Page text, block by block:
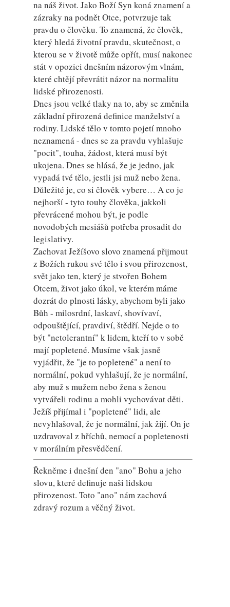
na náš život. Jako Boží Syn koná znamení a
zázraky na podnět Otce, potvrzuje tak
pravdu o člověku. To znamená, že člověk,
který hledá životní pravdu, skutečnost, o
kterou se v životě může opřít, musí nakonec
stát v opozici dnešním názorovým vlnám,
které chtějí převrátit názor na normalitu
lidské přirozenosti.
Dnes jsou velké tlaky na to, aby se změnila
základní přirozená definice manželství a
rodiny. Lidské tělo v tomto pojetí mnoho
neznamená - dnes se za pravdu vyhlašuje
"pocit", touha, žádost, která musí být
ukojena. Dnes se hlásá, že je jedno, jak
vypadá tvé tělo, jestli jsi muž nebo žena.
Důležité je, co si člověk vybere… A co je
nejhorší - tyto touhy člověka, jakkoli
převrácené mohou být, je podle
novodobých mesiášů potřeba prosadit do
legislativy.
Zachovat Ježíšovo slovo znamená přijmout
z Božích rukou své tělo i svou přirozenost,
svět jako ten, který je stvořen Bohem
Otcem, život jako úkol, ve kterém máme
dozrát do plnosti lásky, abychom byli jako
Bůh - milosrdní, laskaví, shovívaví,
odpouštějící, pravdiví, štědří. Nejde o to
být "netolerantní" k lidem, kteří to v sobě
mají popletené. Musíme však jasně
vyjádřit, že "je to popletené" a není to
normální, pokud vyhlašují, že je normální,
aby muž s mužem nebo žena s ženou
vytvářeli rodinu a mohli vychovávat děti.
Ježíš přijímal i "popletené" lidi, ale
nevyhlašoval, že je normální, jak žijí. On je
uzdravoval z hříchů, nemocí a popletenosti
v morálním přesvědčení.
Řekněme i dnešní den "ano" Bohu a jeho
slovu, které definuje naši lidskou
přirozenost. Toto "ano" nám zachová
zdravý rozum a věčný život.